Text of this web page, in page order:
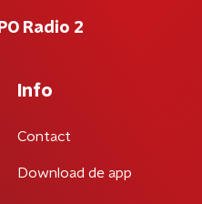
Radio 2
Info
Contact
Download de app